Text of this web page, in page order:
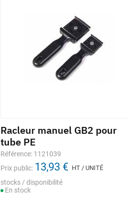
Racleur manuel GB2 pour
tube PE
Référence: 1121039
Prix public: 13,93 € HT / UNITÉ
stocks / disponibilité
En stock